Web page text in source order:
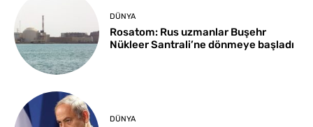
DÜNYA
Rosatom: Rus uzmanlar Buşehr
Nükleer Santrali’ne dönmeye başladı
DÜNYA